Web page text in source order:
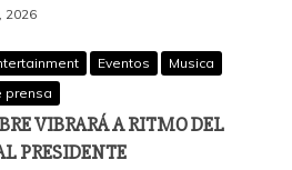
2026
Eventos
Musica
prensa
VIBRARÁ A RITMO DEL
PRESIDENTE